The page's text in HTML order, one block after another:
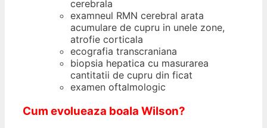
cerebrala
examneul RMN cerebral arata
acumulare de cupru in unele zone,
atrofie corticala
ecografia transcraniana
biopsia hepatica cu masurarea
cantitatii de cupru din ficat
examen oftalmologic
Cum evolueaza boala Wilson?